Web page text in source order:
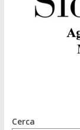
Cerca